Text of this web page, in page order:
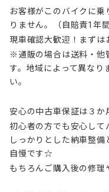
お客様がこのバイクに
りません。（自賠責1年
現車確認大歓迎！まずは
※通販の場合は送料・他
す。地域によって異なり
い。
安心の中古車保証は３
初心者の方でも安心して
しっかりとした納車整
自慢です☆
もちろんご購入後の修理